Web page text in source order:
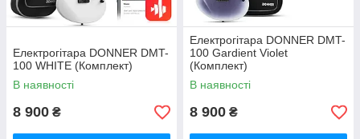
Електрогітара DONNER DMT-
100 WHITE (Комплект)
В наявності
8 900 ₴
Електрогітара DONNER DMT-
100 Gardient Violet
(Комплект)
В наявності
8 900 ₴